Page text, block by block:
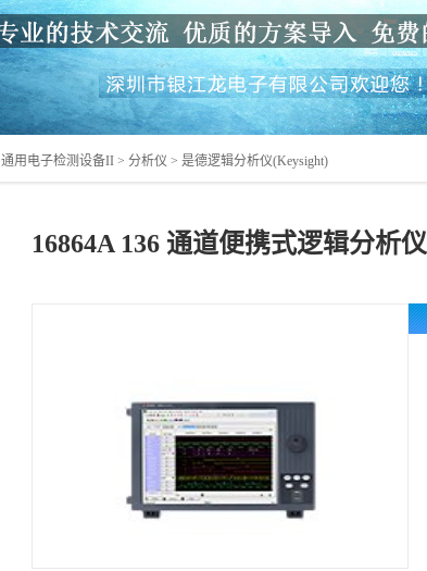
16864A 136 通道便携式逻辑分析仪
通用电子检测设备II > 分析仪 > 是德逻辑分析仪(Keysight)